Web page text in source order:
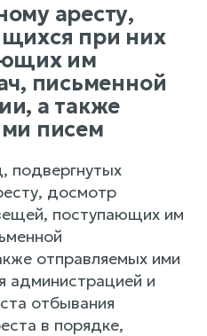
аресту,
при них
им
письменной
а также
писем
подвергнутых
досмотр
поступающих им
отправляемых ими
администрацией и
отбывания
в порядке,